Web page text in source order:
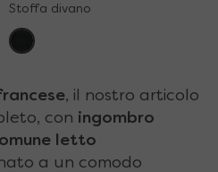
Stoffa divano
, il nostro articolo
con ingombro
letto
a un comodo